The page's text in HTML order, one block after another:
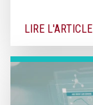
LIRE L'ARTICLE